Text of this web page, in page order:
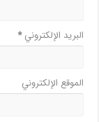
البريد الإلكتروني*
الموقع الإلكتروني